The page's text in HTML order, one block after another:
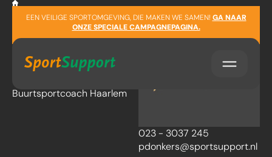
Sla navigatie over
EEN VEILIGE SPORTOMGEVING, DIE MAKEN WE SAMEN! GA NAAR
ONZE SPECIALE CAMPAGNEPAGINA.
Patrick
Donkers
Buurtsportcoach Haarlem
023 - 3037 245
pdonkers@sportsupport.nl